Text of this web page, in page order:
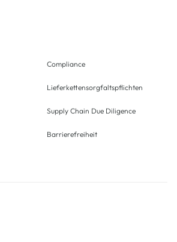
Compliance
Lieferkettensorgfaltspflichten
Supply Chain Due Diligence
Barrierefreiheit